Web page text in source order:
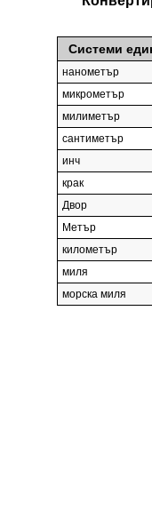
Системи
нанометър
микрометър
милиметър
сантиметър
инч
крак
Двор
Метър
километър
миля
морска миля